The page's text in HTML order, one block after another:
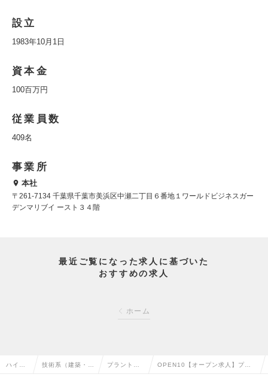
設立
1983年10月1日
資本金
100百万円
従業員数
409名
事業所
本社
〒261-7134 千葉県千葉市美浜区中瀬二丁目６番地１ワールドビジネスガー
デンマリブイ ースト３４階
最近ご覧になった求人に基づいた
おすすめの求人
ホーム
ハイク 技術系（建築・設 プラントエ OPEN10【オープン求人】プラ